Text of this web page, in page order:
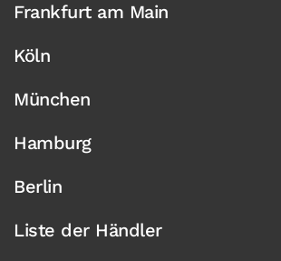
Frankfurt am Main
Köln
München
Hamburg
Berlin
Liste der Händler